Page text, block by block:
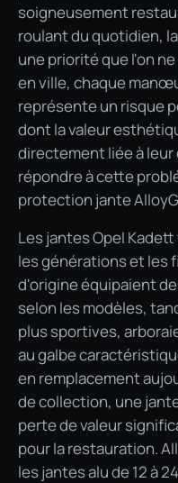
soigneusement
roulant du quotidien,
une priorité que l'on
en ville, chaque
représente un risque
dont la valeur
directement liée à
répondre à cette
protection jante
Les jantes Opel
les générations et les
d'origine équipaient
selon les modèles,
plus sportives,
au galbe
en remplacement
de collection, une
perte de valeur
pour la restauration.
les jantes alu de 12 à